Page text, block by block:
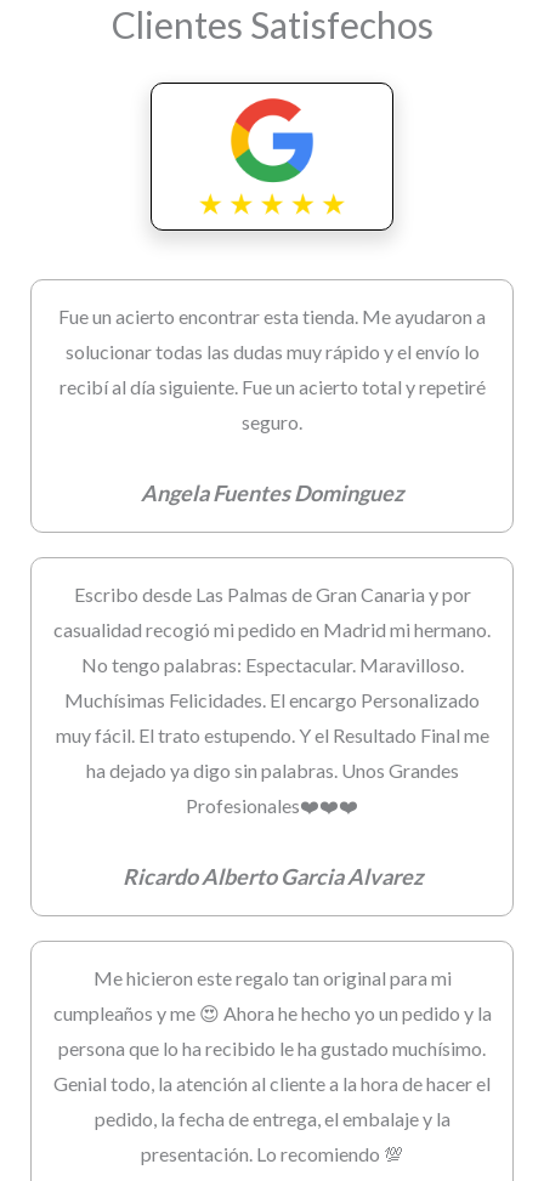
Clientes Satisfechos
Fue un acierto encontrar esta tienda. Me ayudaron a
solucionar todas las dudas muy rápido y el envío lo
recibí al día siguiente. Fue un acierto total y repetiré
seguro.
Angela Fuentes Dominguez
Escribo desde Las Palmas de Gran Canaria y por
casualidad recogió mi pedido en Madrid mi hermano.
No tengo palabras: Espectacular. Maravilloso.
Muchísimas Felicidades. El encargo Personalizado
muy fácil. El trato estupendo. Y el Resultado Final me
ha dejado ya digo sin palabras. Unos Grandes
Profesionales❤️❤️❤️
Ricardo Alberto Garcia Alvarez
Me hicieron este regalo tan original para mi
cumpleaños y me 😍 Ahora he hecho yo un pedido y la
persona que lo ha recibido le ha gustado muchísimo.
Genial todo, la atención al cliente a la hora de hacer el
pedido, la fecha de entrega, el embalaje y la
presentación. Lo recomiendo 💯